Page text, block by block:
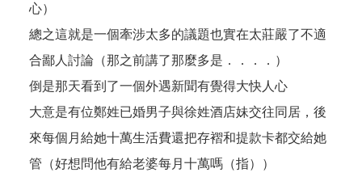
心）
總之這就是一個牽涉太多的議題也實在太莊嚴了不適
合鄙人討論（那之前講了那麼多是．．．．）
倒是那天看到了一個外遇新聞有覺得大快人心
大意是有位鄭姓已婚男子與徐姓酒店妹交往同居，後
來每個月給她十萬生活費還把存褶和提款卡都交給她
管（好想問他有給老婆每月十萬嗎（指））